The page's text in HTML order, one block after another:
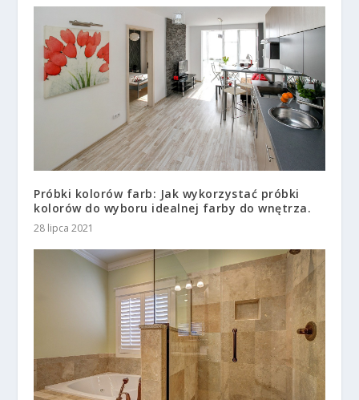
Próbki kolorów farb: Jak wykorzystać próbki
kolorów do wyboru idealnej farby do wnętrza.
28 lipca 2021